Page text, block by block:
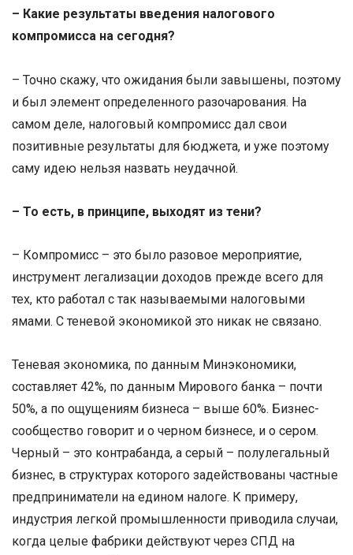
– Какие результаты введения налогового
компромисса на сегодня?
– Точно скажу, что ожидания были завышены, поэтому
и был элемент определенного разочарования. На
самом деле, налоговый компромисс дал свои
позитивные результаты для бюджета, и уже поэтому
саму идею нельзя назвать неудачной.
– То есть, в принципе, выходят из тени?
– Компромисс – это было разовое мероприятие,
инструмент легализации доходов прежде всего для
тех, кто работал с так называемыми налоговыми
ямами. С теневой экономикой это никак не связано.
Теневая экономика, по данным Минэкономики,
составляет 42%, по данным Мирового банка – почти
50%, а по ощущениям бизнеса – выше 60%. Бизнес-
сообщество говорит и о черном бизнесе, и о сером.
Черный – это контрабанда, а серый – полулегальный
бизнес, в структурах которого задействованы частные
предприниматели на едином налоге. К примеру,
индустрия легкой промышленности приводила случаи,
когда целые фабрики действуют через СПД на